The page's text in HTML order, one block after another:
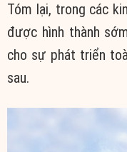
Tóm lại, trong các
được hình thành
cho sự phát triển
sau.